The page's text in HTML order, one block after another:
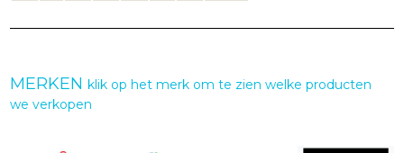
MERKENklik op het merk om te zien welke producten
we verkopen